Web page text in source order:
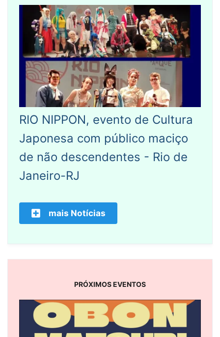
RIO NIPPON, evento de Cultura
Japonesa com público maciço
de não descendentes - Rio de
Janeiro-RJ
mais Notícias
PRÓXIMOS EVENTOS